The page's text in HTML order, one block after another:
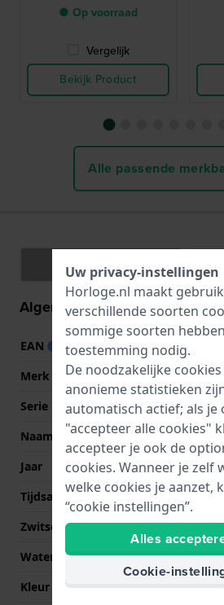
● Op voorraad
Vergelijk
Bekijk Product
Alle passende
Specificaties
Algemene informatie
EAN
Merk
Ice-
Serie
Ice-
Naam
ICE
Jaar
2024
Tijdsaanduiding
Zwitsers fabricaat
Nee
Waterdichtheid
5 Bar
Kleur wijzerplaat
Rood
Uw privacy-instellingen
Horloge.nl maakt
verschillende soorten
sommige soorten
toestemming nodig.
De noodzakelijke cookies
anonieme statistieken
automatisch actief; als je
"accepteer alle cookies"
accepteer je ook de
cookies. Wanneer je zelf
welke cookies je aanzet,
“cookie instellingen”.
Alles
Cookie-